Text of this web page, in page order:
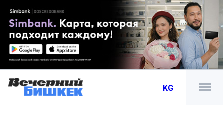
KG